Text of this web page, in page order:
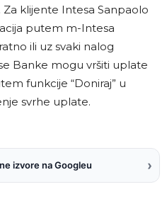
klijente Intesa Sanpaolo
putem m-Intesa
ili uz svaki nalog
Banke mogu vršiti uplate
funkcije “Doniraj” u
svrhe uplate.
izvore na Googleu ›